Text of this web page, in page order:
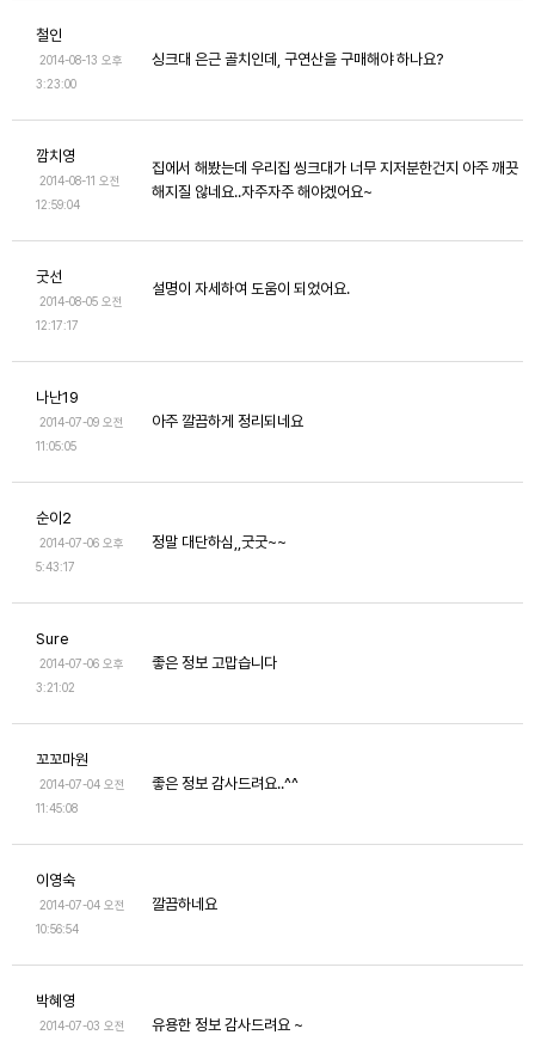
철인
2014-08-13 오후
3:23:00
싱크대 은근 골치인데, 구연산을 구매해야 하나요?
깜치영
2014-08-11 오전
12:59:04
집에서 해봤는데 우리집 씽크대가 너무 지저분한건지 아주 깨끗
해지질 않네요..자주자주 해야겠어요~
굿선
2014-08-05 오전
12:17:17
설명이 자세하여 도움이 되었어요.
나난19
2014-07-09 오전
11:05:05
아주 깔끔하게 정리되네요
순이2
2014-07-06 오후
5:43:17
정말 대단하심,,굿굿~~
Sure
2014-07-06 오후
3:21:02
좋은 정보 고맙습니다
꼬꼬마원
2014-07-04 오전
11:45:08
좋은 정보 감사드려요..^^
이영숙
2014-07-04 오전
10:56:54
깔끔하네요
박혜영
2014-07-03 오전
유용한 정보 감사드려요 ~